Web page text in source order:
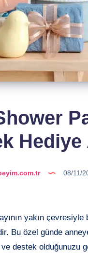
08/11/
yakın
Bu özel günde
destek olduğunuzu